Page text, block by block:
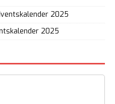
2025
2025